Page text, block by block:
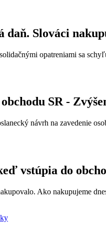
daň. Slováci
opatreniami sa
SR -
návrh na zavedenie
vstúpia do
Ako nakupujeme